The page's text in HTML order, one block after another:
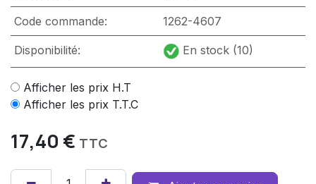
Code commande: 1262-4607
Disponibilité: En stock (10)
Afficher les prix H.T
Afficher les prix T.T.C
17,40 € TTC